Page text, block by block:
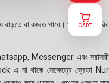
বা কমতে পারে। পণ্য ডেলিভারির
Messenger এবং সরাসরী
এ না থাকে সেক্ষেত্রে ক্রেতা Nur
CART